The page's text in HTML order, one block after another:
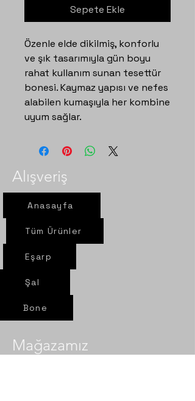
Sepete Ekle
Özenle elde dikilmiş, konforlu
ve şık tasarımıyla gün boyu
rahat kullanım sunan tesettür
bonesi. Kaymaz yapısı ve nefes
alabilen kumaşıyla her kombine
uyum sağlar.
Alışveriş
Anasayfa
Tüm Ürünler
Eşarp
Şal
Bone
Mağazamız